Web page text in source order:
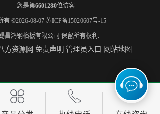
锡林郭勒盟钢格栅踏步板 无锡昌鸿钢格板有限公司 吉安插接钢格板 无锡昌鸿钢格板有限公司
您是第6601280位访客
有 ©2026-08-07 苏ICP备15020607号-15
昌鸿钢格板有限公司 保留所有权利.
方资源网 免责声明 管理员入口 网站地图